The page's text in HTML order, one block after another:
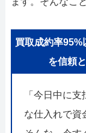
買取成約率
を信頼
「今日中に
な仕入れで